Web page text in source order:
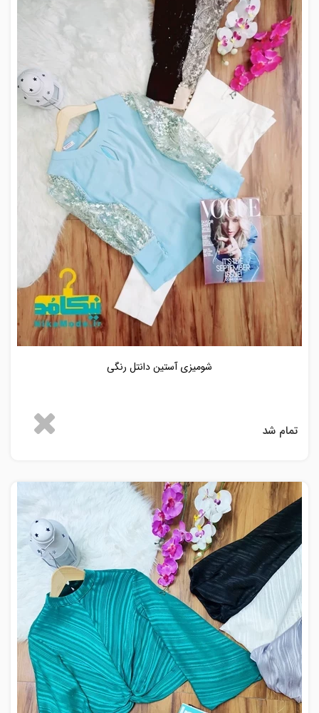
شومیزی آستین دانتل رنگی
تمام شد